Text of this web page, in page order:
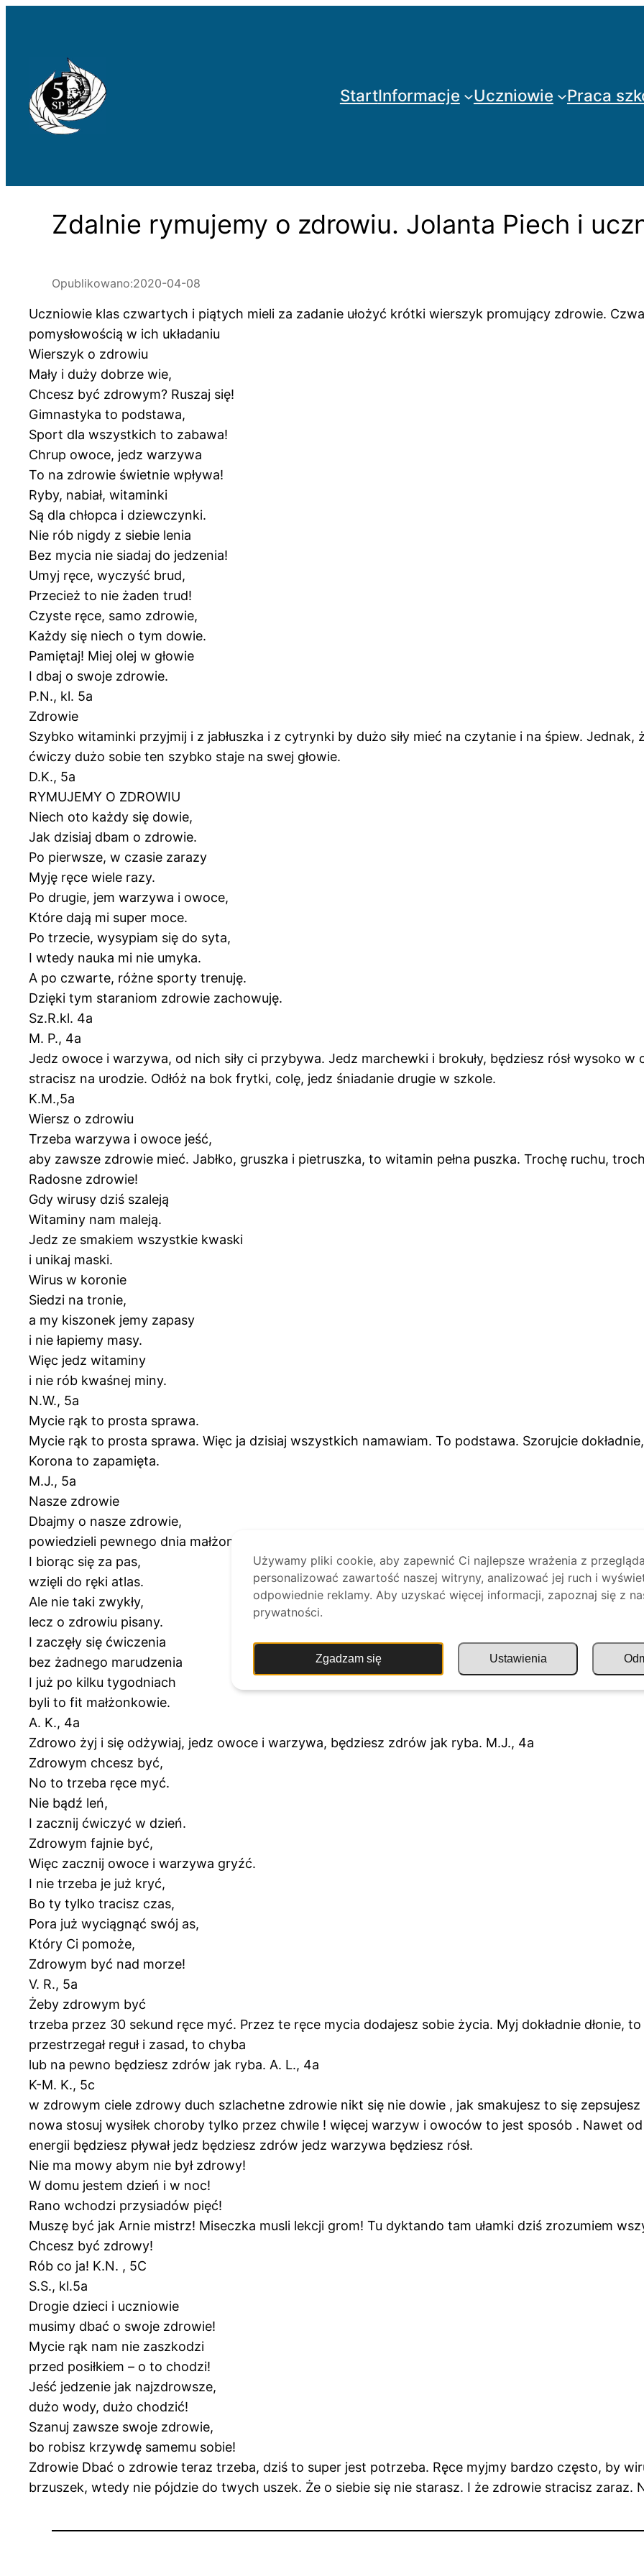
StartInformacje Uczniowie Praca
Zdalnie rymujemy o zdrowiu. Jolanta Piech i
Opublikowano:2020-04-08
Uczniowie klas czwartych i piątych mieli za zadanie ułożyć krótki wierszyk promujący zdrowie.
pomysłowością w ich układaniu
Wierszyk o zdrowiu
Mały i duży dobrze wie,
Chcesz być zdrowym? Ruszaj się!
Gimnastyka to podstawa,
Sport dla wszystkich to zabawa!
Chrup owoce, jedz warzywa
To na zdrowie świetnie wpływa!
Ryby, nabiał, witaminki
Są dla chłopca i dziewczynki.
Nie rób nigdy z siebie lenia
Bez mycia nie siadaj do jedzenia!
Umyj ręce, wyczyść brud,
Przecież to nie żaden trud!
Czyste ręce, samo zdrowie,
Każdy się niech o tym dowie.
Pamiętaj! Miej olej w głowie
I dbaj o swoje zdrowie.
P.N., kl. 5a
Zdrowie
Szybko witaminki przyjmij i z jabłuszka i z cytrynki by dużo siły mieć na czytanie i na śpiew.
ćwiczy dużo sobie ten szybko staje na swej głowie.
D.K., 5a
RYMUJEMY O ZDROWIU
Niech oto każdy się dowie,
Jak dzisiaj dbam o zdrowie.
Po pierwsze, w czasie zarazy
Myję ręce wiele razy.
Po drugie, jem warzywa i owoce,
Które dają mi super moce.
Po trzecie, wysypiam się do syta,
I wtedy nauka mi nie umyka.
A po czwarte, różne sporty trenuję.
Dzięki tym staraniom zdrowie zachowuję.
Sz.R.kl. 4a
M. P., 4a
Jedz owoce i warzywa, od nich siły ci przybywa. Jedz marchewki i brokuły, będziesz rósł wysoko
stracisz na urodzie. Odłóż na bok frytki, colę, jedz śniadanie drugie w szkole.
K.M.,5a
Wiersz o zdrowiu
Trzeba warzywa i owoce jeść,
aby zawsze zdrowie mieć. Jabłko, gruszka i pietruszka, to witamin pełna puszka. Trochę ruchu,
Radosne zdrowie!
Gdy wirusy dziś szaleją
Witaminy nam maleją.
Jedz ze smakiem wszystkie kwaski
i unikaj maski.
Wirus w koronie
Siedzi na tronie,
a my kiszonek jemy zapasy
i nie łapiemy masy.
Więc jedz witaminy
i nie rób kwaśnej miny.
N.W., 5a
Mycie rąk to prosta sprawa.
Mycie rąk to prosta sprawa. Więc ja dzisiaj wszystkich namawiam. To podstawa. Szorujcie
Korona to zapamięta.
M.J., 5a
Nasze zdrowie
Dbajmy o nasze zdrowie,
powiedzieli pewnego dnia małżonkowie
I biorąc się za pas,
wzięli do ręki atlas.
Ale nie taki zwykły,
lecz o zdrowiu pisany.
I zaczęły się ćwiczenia
bez żadnego marudzenia
I już po kilku tygodniach
byli to fit małżonkowie.
A. K., 4a
Zdrowo żyj i się odżywiaj, jedz owoce i warzywa, będziesz zdrów jak ryba. M.J., 4a
Zdrowym chcesz być,
No to trzeba ręce myć.
Nie bądź leń,
I zacznij ćwiczyć w dzień.
Zdrowym fajnie być,
Więc zacznij owoce i warzywa gryźć.
I nie trzeba je już kryć,
Bo ty tylko tracisz czas,
Pora już wyciągnąć swój as,
Który Ci pomoże,
Zdrowym być nad morze!
V. R., 5a
Żeby zdrowym być
trzeba przez 30 sekund ręce myć. Przez te ręce mycia dodajesz sobie życia. Myj dokładnie dłonie,
przestrzegał reguł i zasad, to chyba
lub na pewno będziesz zdrów jak ryba. A. L., 4a
K-M. K., 5c
w zdrowym ciele zdrowy duch szlachetne zdrowie nikt się nie dowie , jak smakujesz to się
nowa stosuj wysiłek choroby tylko przez chwile ! więcej warzyw i owoców to jest sposób . Nawet
energii będziesz pływał jedz będziesz zdrów jedz warzywa będziesz rósł.
Nie ma mowy abym nie był zdrowy!
W domu jestem dzień i w noc!
Rano wchodzi przysiadów pięć!
Muszę być jak Arnie mistrz! Miseczka musli lekcji grom! Tu dyktando tam ułamki dziś zrozumiem
Chcesz być zdrowy!
Rób co ja! K.N. , 5C
S.S., kl.5a
Drogie dzieci i uczniowie
musimy dbać o swoje zdrowie!
Mycie rąk nam nie zaszkodzi
przed posiłkiem – o to chodzi!
Jeść jedzenie jak najzdrowsze,
dużo wody, dużo chodzić!
Szanuj zawsze swoje zdrowie,
bo robisz krzywdę samemu sobie!
Zdrowie Dbać o zdrowie teraz trzeba, dziś to super jest potrzeba. Ręce myjmy bardzo często, by
brzuszek, wtedy nie pójdzie do twych uszek. Że o siebie się nie starasz. I że zdrowie stracisz zaraz.
Używamy pliki cookie, aby zapewnić Ci najlepsze wrażenia z
personalizować zawartość naszej witryny, analizować jej ruch i
odpowiednie reklamy. Aby uzyskać więcej informacji, zapoznaj się z
prywatności.
Zgadzam się Ustawienia